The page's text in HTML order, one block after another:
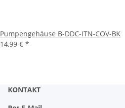
Pumpengehäuse B-DDC-ITN-COV-BK
14,99 € *
KONTAKT